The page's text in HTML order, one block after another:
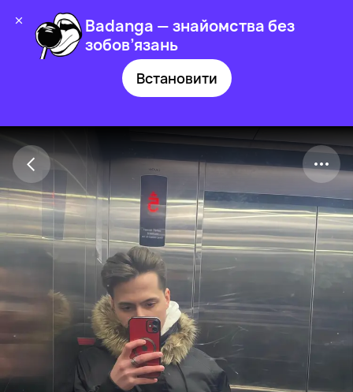
Badanga — знайомства без
зобов’язань
Встановити